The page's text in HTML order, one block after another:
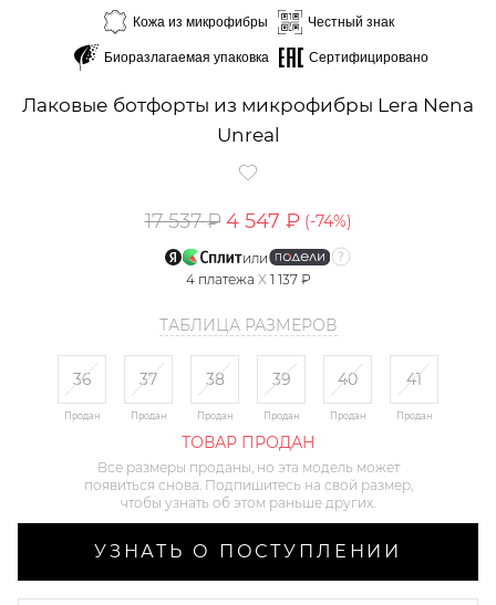
Кожа из микрофибры
Честный знак
Биоразлагаемая упаковка
Сертифицировано
Лаковые ботфорты из микрофибры Lera Nena
Unreal
17 537 ₽ 4 547 ₽ (-74%)
или
4 платежа X 1 137 ₽
ТАБЛИЦА РАЗМЕРОВ
36
Продан
37
Продан
38
Продан
39
Продан
40
Продан
41
Продан
ТОВАР ПРОДАН
Все размеры проданы, но эта модель может
появиться снова. Подпишитесь на свой размер,
чтобы узнать об этом раньше других.
УЗНАТЬ О ПОСТУПЛЕНИИ